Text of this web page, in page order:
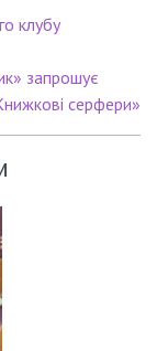
клубу
запрошує
серфери»